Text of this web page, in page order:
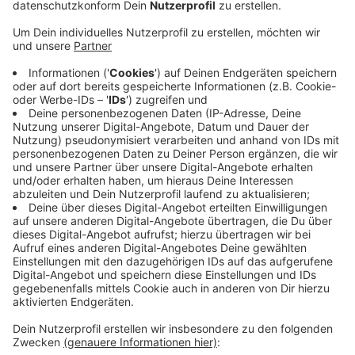
Anzeige
Bis zum Ende der Ferien
Anzeige
Es geht um den Abschnitt zwischen der Kreuzung
Pannemannstraße/Thonhausenstraße und der
Liederner Ringstraße. Der soll gründlich saniert und
auch etwas verändert werden. Die Radwege sind
künftig breiter und die Straße schmaler. Wir müssen
deshalb wahrscheinlich bis zum Ende der Ferien
Umleitungen fahren.
Anzeige